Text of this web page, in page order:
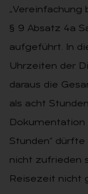
„Vereinfachung
§ 9 Absatz 4a
aufgeführt. In
Uhrzeiten der
daraus die
als acht
Dokumentation
Stunden“
nicht zufrieden
Reisezeit nicht